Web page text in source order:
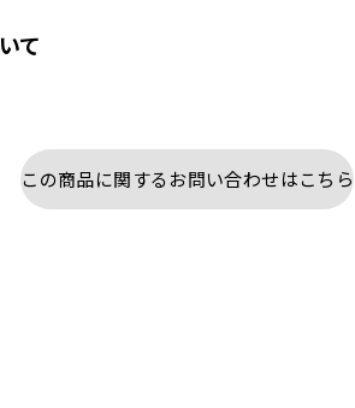
て
この商品に関するお問い合わせはこちら